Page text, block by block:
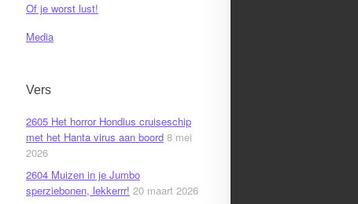
Of je worst lust!
Media
Vers
2605 Het horror Hondius cruiseschip
met het Hanta virus aan boord 8 mei
2026
2604 Muizen in je Jumbo
sperziebonen, lekkerrr! 20 maart 2026